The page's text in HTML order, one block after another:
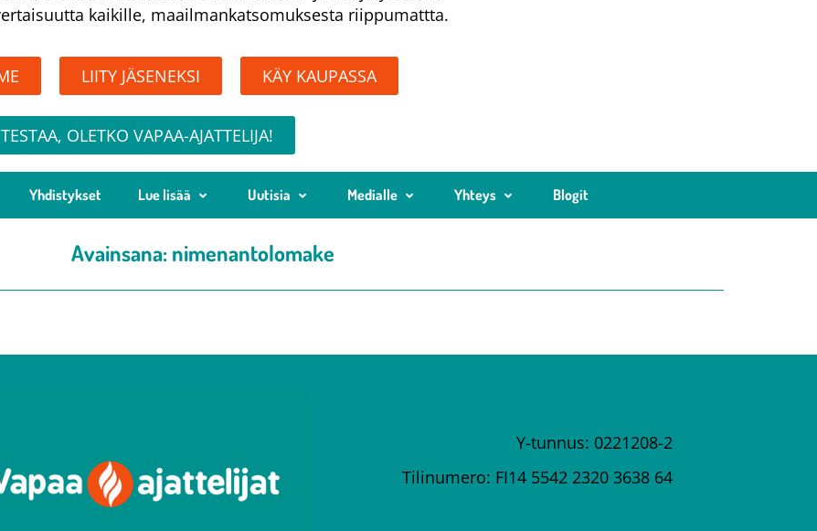
kaikille, maailmankatsomuksesta riippumattta.
LIITY JÄSENEKSI KÄY KAUPASSA
TESTAA, OLETKO VAPAA-AJATTELIJA!
Yhdistykset Lue lisää Uutisia Medialle Yhteys Blogit
Avainsana:nimenantolomake
Y-tunnus: 0221208-2
Tilinumero: FI14 5542 2320 3638 64